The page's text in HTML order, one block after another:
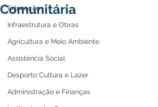
Educação
Infraestrutura e Obras
Agricultura e Meio Ambiente
Assistência Social
Desporto Cultura e Lazer
Administração e Finanças
Comunitária